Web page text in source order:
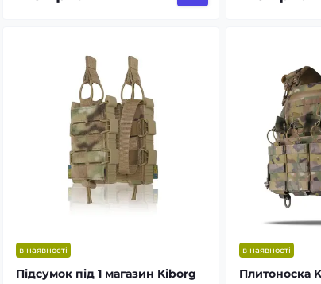
в наявності
Підсумок під 1 магазин Kiborg
в наявності
Плитоноска